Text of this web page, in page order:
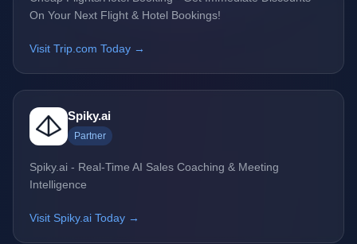
On Your Next Flight & Hotel Bookings!
Visit Trip.com Today →
Spiky.ai
Partner
Spiky.ai - Real-Time AI Sales Coaching & Meeting
Intelligence
Visit Spiky.ai Today →